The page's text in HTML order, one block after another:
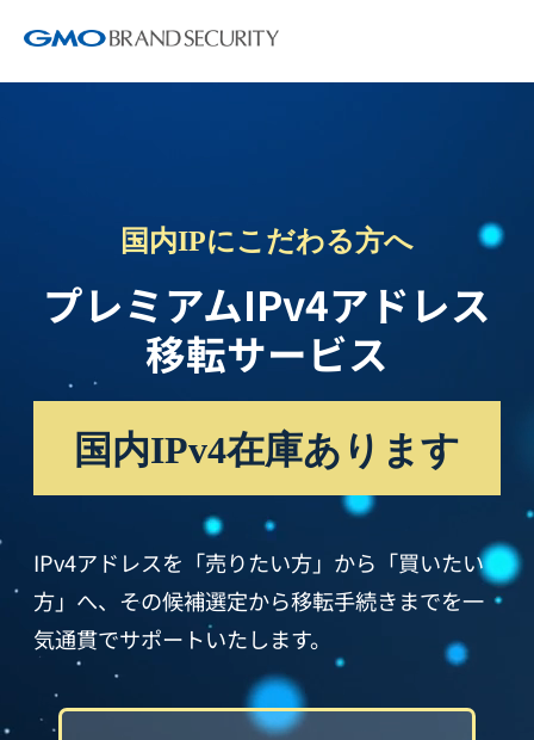
国内IPにこだわる方へ
プレミアムIPv4アドレス
移転サービス
国内IPv4在庫あります
IPv4アドレスを「売りたい方」から「買いたい
方」へ、 その候補選定から移転手続きまでを一
気通貫でサポートいたします。